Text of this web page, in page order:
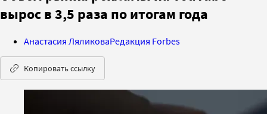
вырос в 3,5 раза по итогам года
Анастасия ЛяликоваРедакция Forbes
Копировать ссылку